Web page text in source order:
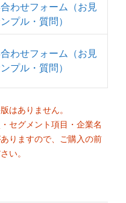
わせフォーム（お見
プル・質問）
わせフォーム（お見
プル・質問）
はありません。
セグメント項目・企業名
りますので、ご購入の前
い。